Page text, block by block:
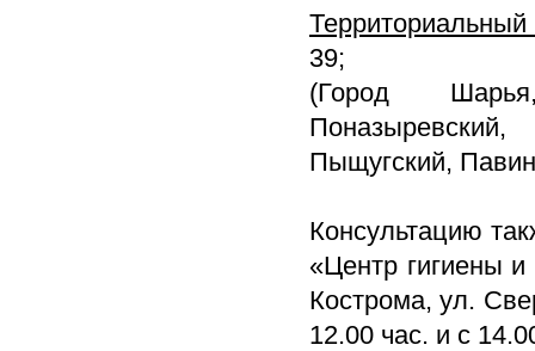
39;
(Город Шарья,
Пыщугский,
Консультацию
«Центр гигиены
Кострома, ул.
12.00 час. и с